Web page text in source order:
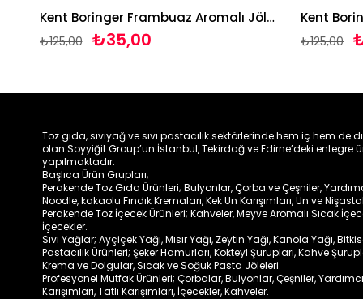
Kent Boringer Frambuaz Aromalı Jöle 85g
₺35,00
₺125,00
Kent
₺125,00
Toz gıda, sıvıyağ ve sıvı pastacılık sektörlerinde hem iç hem de
olan Soyyiğit Group’un İstanbul, Tekirdağ ve Edirne’deki entegre
yapılmaktadır.
Başlıca Ürün Grupları;
Perakende Toz Gıda Ürünleri; Bulyonlar, Çorba ve Çeşniler,
Noodle, kakaolu Fındık Kremaları, Kek Un Karışımları, Un ve
Perakende Toz İçecek Ürünleri; Kahveler, Meyve Aromalı Sıcak
İçecekler.
Sıvı Yağlar; Ayçiçek Yağı, Mısır Yağı, Zeytin Yağı, Kanola Yağı,
Pastacılık Ürünleri; Şeker Hamurları, Kokteyl Şurupları, Kahve
Krema ve Dolgular, Sıcak ve Soğuk Pasta Jöleleri.
Profesyonel Mutfak Ürünleri; Çorbalar, Bulyonlar, Çeşniler,
Karışımları, Tatlı Karışımları, İçecekler, Kahveler.